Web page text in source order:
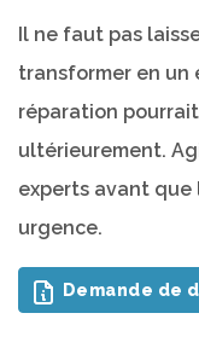
Il ne faut pas
transformer en un
réparation
ultérieurement.
experts avant
urgence.
Demande de